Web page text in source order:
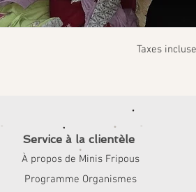
Taxes
Service à la clientèle
À propos de Minis Fripous
Programme Organismes